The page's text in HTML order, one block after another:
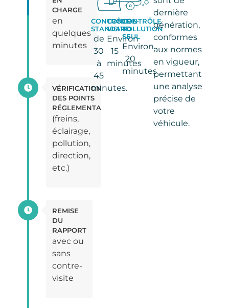
CHARGE
en
quelques
minutes
VÉRIFICATION
DES POINTS
RÉGLEMENTAIRES
(freins,
éclairage,
pollution,
direction,
etc.)
REMISE
DU
RAPPORT
avec ou
sans
contre-
visite
CONTRÔLE
STANDARD
de
30
à
45
minutes.
CONTRE-
VISITE
Environ
15
minutes
CONTRÔLE
POLLUTION
SEUL
Environ
20
minutes
dernière
génération,
conformes
aux normes
en vigueur,
permettant
une analyse
précise de
votre
véhicule.